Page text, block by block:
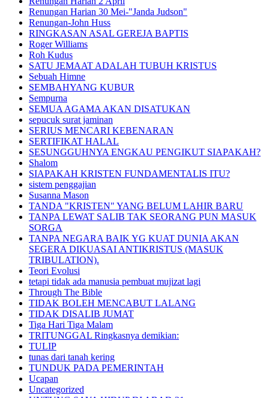
Renungan Harian 30 Mei-"Janda Judson"
Renungan-John Huss
RINGKASAN ASAL GEREJA BAPTIS
Roger Williams
Roh Kudus
SATU JEMAAT ADALAH TUBUH KRISTUS
Sebuah Himne
SEMBAHYANG KUBUR
Sempurna
SEMUA AGAMA AKAN DISATUKAN
sepucuk surat jaminan
SERIUS MENCARI KEBENARAN
SERTIFIKAT HALAL
SESUNGGUHNYA ENGKAU PENGIKUT SIAPAKAH?
Shalom
SIAPAKAH KRISTEN FUNDAMENTALIS ITU?
sistem penggajian
Susanna Mason
TANDA "KRISTEN" YANG BELUM LAHIR BARU
TANPA LEWAT SALIB TAK SEORANG PUN MASUK
SORGA
TANPA NEGARA BAIK YG KUAT DUNIA AKAN
SEGERA DIKUASAI ANTIKRISTUS (MASUK
TRIBULATION).
Teori Evolusi
tetapi tidak ada manusia pembuat mujizat lagi
Through The Bible
TIDAK BOLEH MENCABUT LALANG
TIDAK DISALIB JUMAT
Tiga Hari Tiga Malam
TRITUNGGAL Ringkasnya demikian:
TULIP
tunas dari tanah kering
TUNDUK PADA PEMERINTAH
Ucapan
Uncategorized